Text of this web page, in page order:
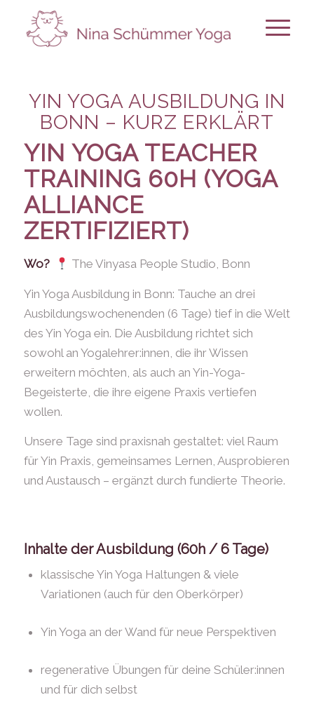
YIN YOGA AUSBILDUNG IN
BONN – KURZ ERKLÄRT
YIN YOGA TEACHER
TRAINING 60H (YOGA
ALLIANCE
ZERTIFIZIERT)
Wo? The Vinyasa People Studio, Bonn
Yin Yoga Ausbildung in Bonn: Tauche an drei
Ausbildungswochenenden (6 Tage) tief in die Welt
des Yin Yoga ein. Die Ausbildung richtet sich
sowohl an Yogalehrer:innen, die ihr Wissen
erweitern möchten, als auch an Yin-Yoga-
Begeisterte, die ihre eigene Praxis vertiefen
wollen.
Unsere Tage sind praxisnah gestaltet: viel Raum
für Yin Praxis, gemeinsames Lernen, Ausprobieren
und Austausch – ergänzt durch fundierte Theorie.
Inhalte der Ausbildung (60h / 6 Tage)
klassische Yin Yoga Haltungen & viele
Variationen (auch für den Oberkörper)
Yin Yoga an der Wand für neue Perspektiven
regenerative Übungen für deine Schüler:innen
und für dich selbst